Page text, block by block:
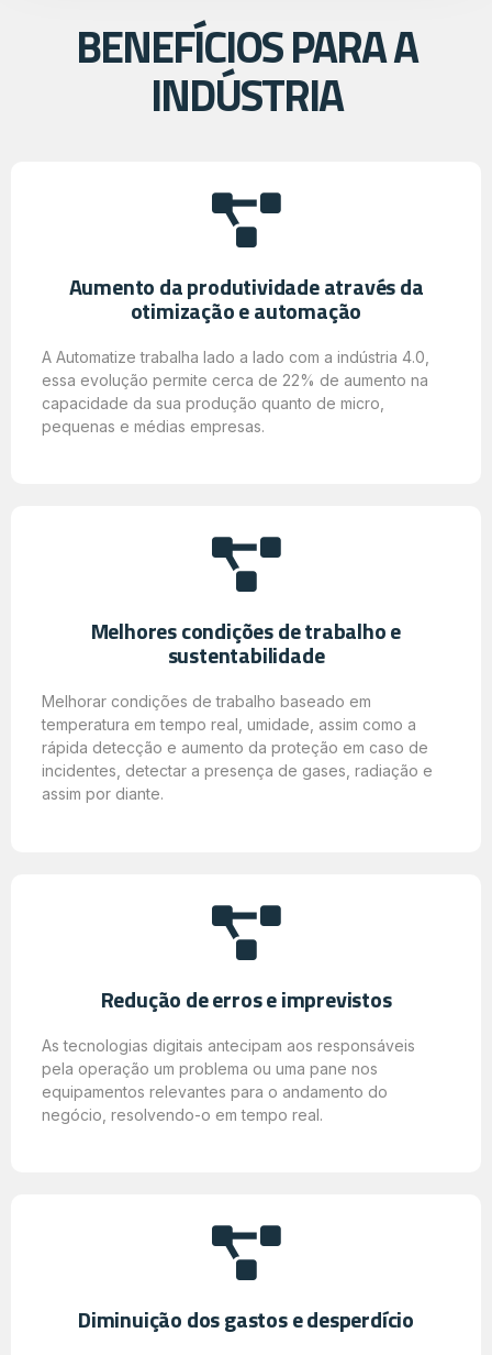
BENEFÍCIOS PARA A
INDÚSTRIA
Aumento da produtividade através da
otimização e automação
A Automatize trabalha lado a lado com a indústria 4.0,
essa evolução permite cerca de 22% de aumento na
capacidade da sua produção quanto de micro,
pequenas e médias empresas.
Melhores condições de trabalho e
sustentabilidade
Melhorar condições de trabalho baseado em
temperatura em tempo real, umidade, assim como a
rápida detecção e aumento da proteção em caso de
incidentes, detectar a presença de gases, radiação e
assim por diante.
Redução de erros e imprevistos
As tecnologias digitais antecipam aos responsáveis
pela operação um problema ou uma pane nos
equipamentos relevantes para o andamento do
negócio, resolvendo-o em tempo real.
Diminuição dos gastos e desperdício